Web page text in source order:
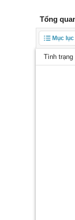
Tổng
Mục lục
Tình